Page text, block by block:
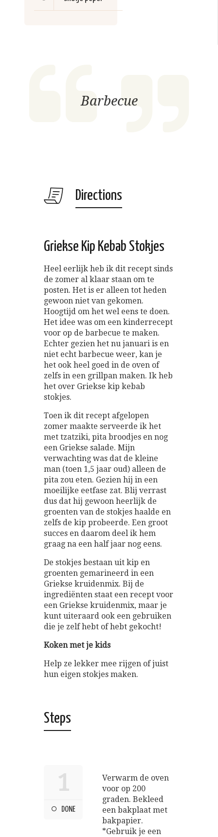
Barbecue
Directions
Griekse Kip Kebab Stokjes
Heel eerlijk heb ik dit recept sinds
de zomer al klaar staan om te
posten. Het is er alleen tot heden
gewoon niet van gekomen.
Hoogtijd om het wel eens te doen.
Het idee was om een kinderrecept
voor op de barbecue te maken.
Echter gezien het nu januari is en
niet echt barbecue weer, kan je
het ook heel goed in de oven of
zelfs in een grillpan maken. Ik heb
het over Griekse kip kebab
stokjes.
Toen ik dit recept afgelopen
zomer maakte serveerde ik het
met tzatziki, pita broodjes en nog
een Griekse salade. Mijn
verwachting was dat de kleine
man (toen 1,5 jaar oud) alleen de
pita zou eten. Gezien hij in een
moeilijke eetfase zat. Blij verrast
dus dat hij gewoon heerlijk de
groenten van de stokjes haalde en
zelfs de kip probeerde. Een groot
succes en daarom deel ik hem
graag na een half jaar nog eens.
De stokjes bestaan uit kip en
groenten gemarineerd in een
Griekse kruidenmix. Bij de
ingrediënten staat een recept voor
een Griekse kruidenmix, maar je
kunt uiteraard ook een gebruiken
die je zelf hebt of hebt gekocht!
Koken met je kids
Help ze lekker mee rijgen of juist
hun eigen stokjes maken.
Steps
1
DONE
Verwarm de oven
voor op 200
graden. Bekleed
een bakplaat met
bakpapier.
*Gebruik je een